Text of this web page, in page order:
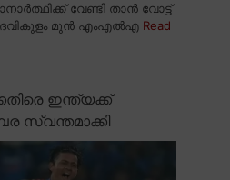
വേണ്ടി താൻ വോട്ട്
ദേവികുളം മുൻ എംഎൽഎ Read
ഇന്ത്യക്ക്
സ്വന്തമാക്കി